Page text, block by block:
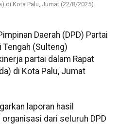
di Kota Palu, Jumat (22/8/2025).
Daerah (DPD) Partai
(Sulteng)
partai dalam Rapat
di Kota Palu, Jumat
laporan hasil
dari seluruh DPD